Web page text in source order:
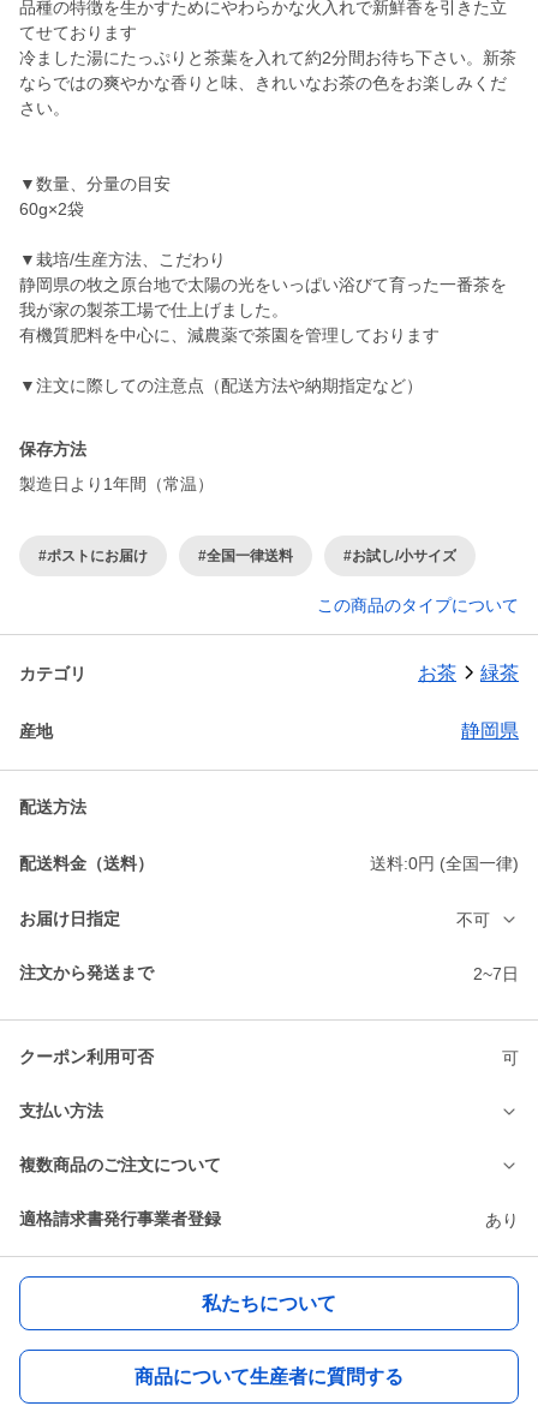
品種の特徴を生かすためにやわらかな火入れで新鮮香を引きた立
てせております
冷ました湯にたっぷりと茶葉を入れて約2分間お待ち下さい。新茶
ならではの爽やかな香りと味、きれいなお茶の色をお楽しみくだ
さい。
▼数量、分量の目安
60g×2袋
▼栽培/生産方法、こだわり
静岡県の牧之原台地で太陽の光をいっぱい浴びて育った一番茶を
我が家の製茶工場で仕上げました。
有機質肥料を中心に、減農薬で茶園を管理しております
▼注文に際しての注意点（配送方法や納期指定など）
保存方法
製造日より1年間（常温）
#ポストにお届け #全国一律送料 #お試し/小サイズ
この商品のタイプについて
カテゴリ お茶 緑茶
産地 静岡県
配送方法
配送料金（送料） 送料:0円 (全国一律)
お届け日指定 不可
注文から発送まで 2~7日
クーポン利用可否 可
支払い方法
複数商品のご注文について
適格請求書発行事業者登録 あり
私たちについて
商品について生産者に質問する